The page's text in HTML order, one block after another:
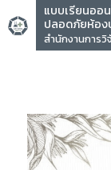
แบบเรียนออ
ปลอดภัยห้อง
สำนักงานการวิ